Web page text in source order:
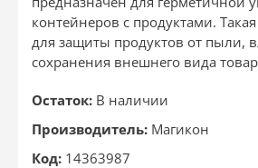
контейнеров с продуктами.
для защиты продуктов от пыли,
сохранения внешнего вида
Остаток: В наличии
Производитель: Магикон
Код: 14363987